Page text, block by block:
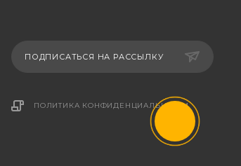
ПОДПИСАТЬСЯ НА РАССЫЛКУ
ПОЛИТИКА КОНФИДЕНЦИАЛЬНОСТИ